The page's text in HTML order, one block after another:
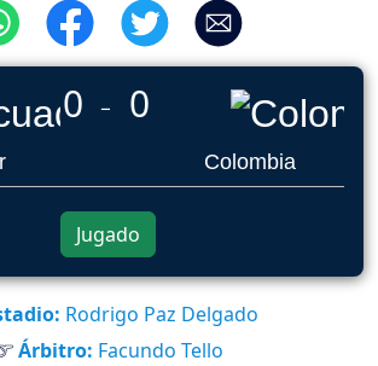
0 _ 0
Colombia
Jugado
Rodrigo Paz Delgado
Árbitro: Facundo Tello